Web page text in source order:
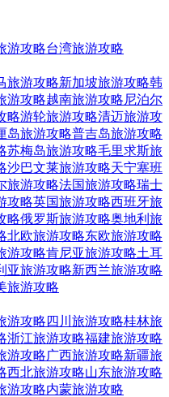
游攻略台湾旅游攻略
旅游攻略新加坡旅游攻略韩
游攻略越南旅游攻略尼泊尔
略游轮旅游攻略清迈旅游攻
岛旅游攻略普吉岛旅游攻略
苏梅岛旅游攻略毛里求斯旅
沙巴文莱旅游攻略天宁塞班
旅游攻略法国旅游攻略瑞士
攻略英国旅游攻略西班牙旅
略俄罗斯旅游攻略奥地利旅
北欧旅游攻略东欧旅游攻略
游攻略肯尼亚旅游攻略土耳
亚旅游攻略新西兰旅游攻略
旅游攻略
游攻略 四川旅游攻略桂林旅
浙江旅游攻略福建旅游攻略
游攻略广西旅游攻略新疆旅
西北旅游攻略山东旅游攻略
游攻略内蒙旅游攻略